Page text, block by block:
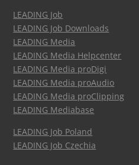
LEADING Job
LEADING Job Downloads
LEADING Media
LEADING Media Helpcenter
LEADING Media proDigi
LEADING Media proAudio
LEADING Media proClipping
LEADING Mediabase
LEADING Job Poland
LEADING Job Czechia